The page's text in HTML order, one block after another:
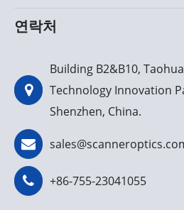
연락처
Building B2&B10,
Technology Innovation
Shenzhen, China.
+86-755-23041055